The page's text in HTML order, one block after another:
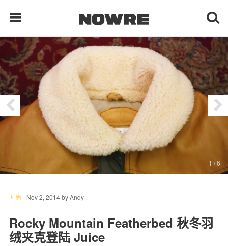
每日鲜榨
现客视点
每日栏目
时 尚
球 鞋
科 技
1 / 6
时尚 - Nov 2, 2014byAndy
Rocky Mountain Featherbed 秋冬羽
绒夹克登陆 Juice